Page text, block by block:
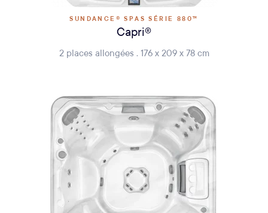
SUNDANCE® SPAS SÉRIE 880™
Capri®
2 places allongées . 176 x 209 x 78 cm